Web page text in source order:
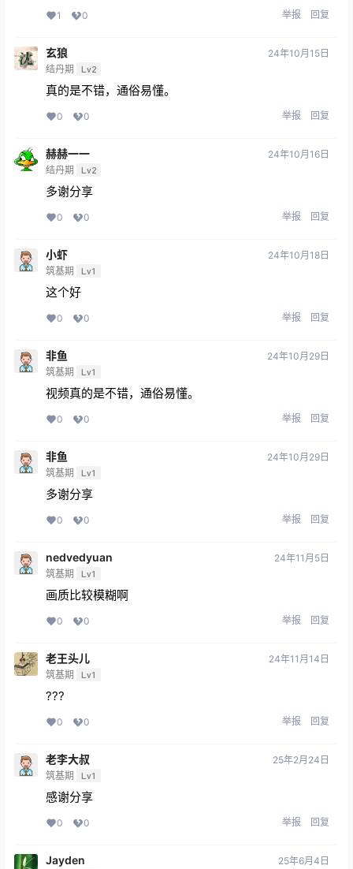
1 0 举报 回复
玄狼
结丹期 Lv2
24年10月15日
真的是不错，通俗易懂。
0 0 举报 回复
赫赫一一
结丹期 Lv2
24年10月16日
多谢分享
0 0 举报 回复
小虾
筑基期 Lv1
24年10月18日
这个好
0 0 举报 回复
非鱼
筑基期 Lv1
24年10月29日
视频真的是不错，通俗易懂。
0 0 举报 回复
非鱼
筑基期 Lv1
24年10月29日
多谢分享
0 0 举报 回复
nedvedyuan
筑基期 Lv1
24年11月5日
画质比较模糊啊
0 0 举报 回复
老王头儿
筑基期 Lv1
24年11月14日
???
0 0 举报 回复
老李大叔
筑基期 Lv1
25年2月24日
感谢分享
0 0 举报 回复
Jayden 25年6月4日